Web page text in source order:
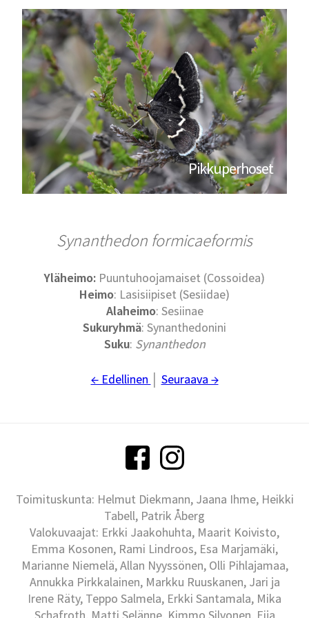
Pikkuperhoset
Synanthedon formicaeformis
Yläheimo: Puuntuhoojamaiset (Cossoidea)
Heimo: Lasisiipiset (Sesiidae)
Alaheimo: Sesiinae
Sukuryhmä: Synanthedonini
Suku: Synanthedon
← Edellinen Seuraava →
Toimituskunta: Helmut Diekmann, Jaana Ihme, Heikki
Tabell, Patrik Åberg
Valokuvaajat: Erkki Jaakohuhta, Maarit Koivisto,
Emma Kosonen, Rami Lindroos, Esa Marjamäki,
Marianne Niemelä, Allan Nyyssönen, Olli Pihlajamaa,
Annukka Pirkkalainen, Markku Ruuskanen, Jari ja
Irene Räty, Teppo Salmela, Erkki Santamala, Mika